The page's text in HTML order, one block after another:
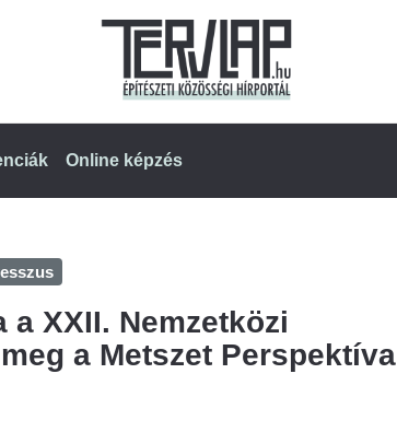
Online képzés
XXII. Nemzetközi
a Metszet Perspektíva